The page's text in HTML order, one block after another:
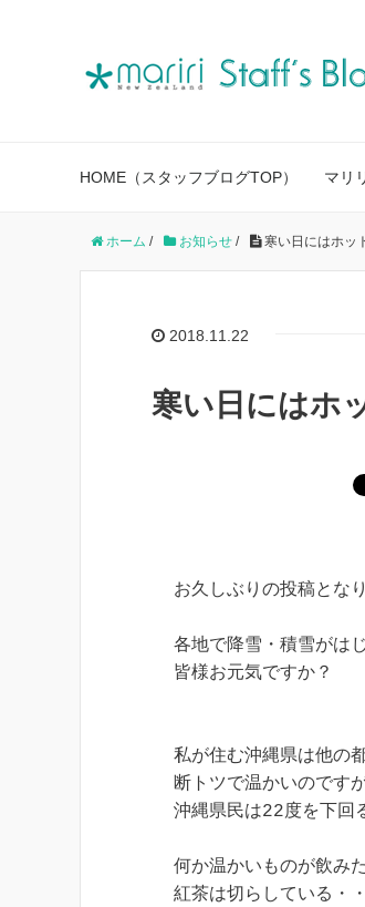
HOME（スタッフブログTOP） マリ
ホーム / お知らせ / 寒い日にはホッ
2018.11.22
寒い日にはホ
お久しぶりの投稿とな
各地で降雪・積雪がは
皆様お元気ですか？
私が住む沖縄県は他の
断トツで温かいのです
沖縄県民は22度を下回
何か温かいものが飲み
紅茶は切らしている・